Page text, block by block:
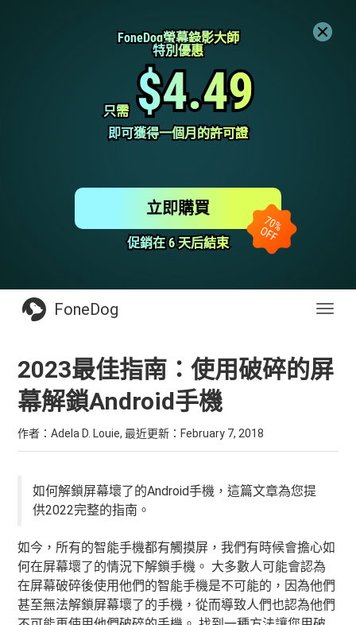
FoneDog螢幕錄影大師
FoneDog螢幕錄影大師
特別優惠
特別優惠
只需
只需 $4.49
$4.49
即可獲得一個月的許可證
即可獲得一個月的許可證
促銷在 6 天后結束
促銷在 6 天后結束
立即購買
FoneDog
2023最佳指南：使用破碎的屏
幕解鎖Android手機
作者：Adela D. Louie, 最近更新： February 7, 2018
如何解鎖屏幕壞了的Android手機，這篇文章為您提
供2022完整的指南。
如今，所有的智能手機都有觸摸屏，我們有時候會擔心如
何在屏幕壞了的情況下解鎖手機。 大多數人可能會認為
在屏幕破碎後使用他們的智能手機是不可能的，因為他們
甚至無法解鎖屏幕壞了的手機，從而導致人們也認為他們